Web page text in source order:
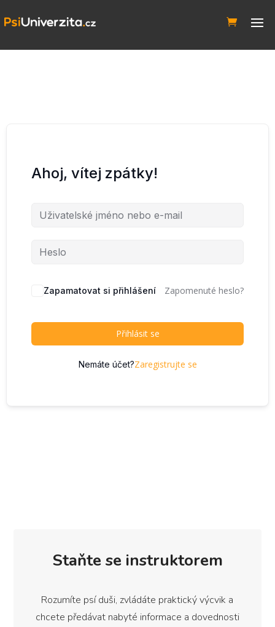
Ahoj, vítej zpátky!
Zapamatovat si přihlášení Zapomenuté heslo?
Přihlásit se
Nemáte účet?Zaregistrujte se
Staňte se instruktorem
Rozumíte psí duši, zvládáte praktický výcvik a
chcete předávat nabyté informace a dovednosti